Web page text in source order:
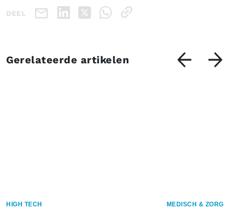
DEEL
Gerelateerde artikelen
HIGH TECH MEDISCH & ZORG